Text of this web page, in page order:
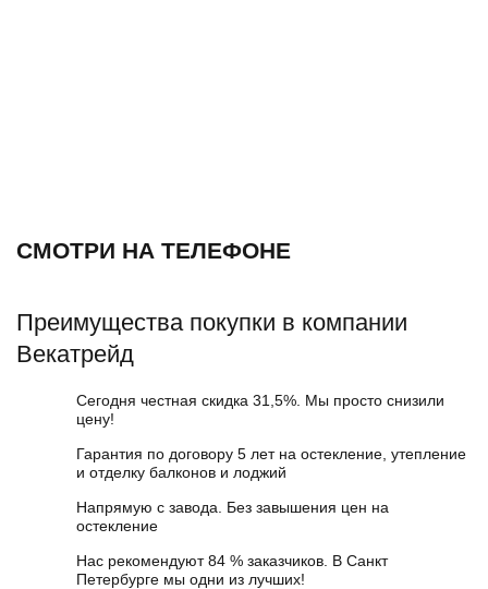
СМОТРИ НА ТЕЛЕФОНЕ
Преимущества покупки в компании
Векатрейд
Сегодня честная скидка 31,5%. Мы просто снизили
цену!
Гарантия по договору 5 лет на остекление, утепление
и отделку балконов и лоджий
Напрямую с завода. Без завышения цен на
остекление
Нас рекомендуют 84 % заказчиков. В Санкт
Петербурге мы одни из лучших!